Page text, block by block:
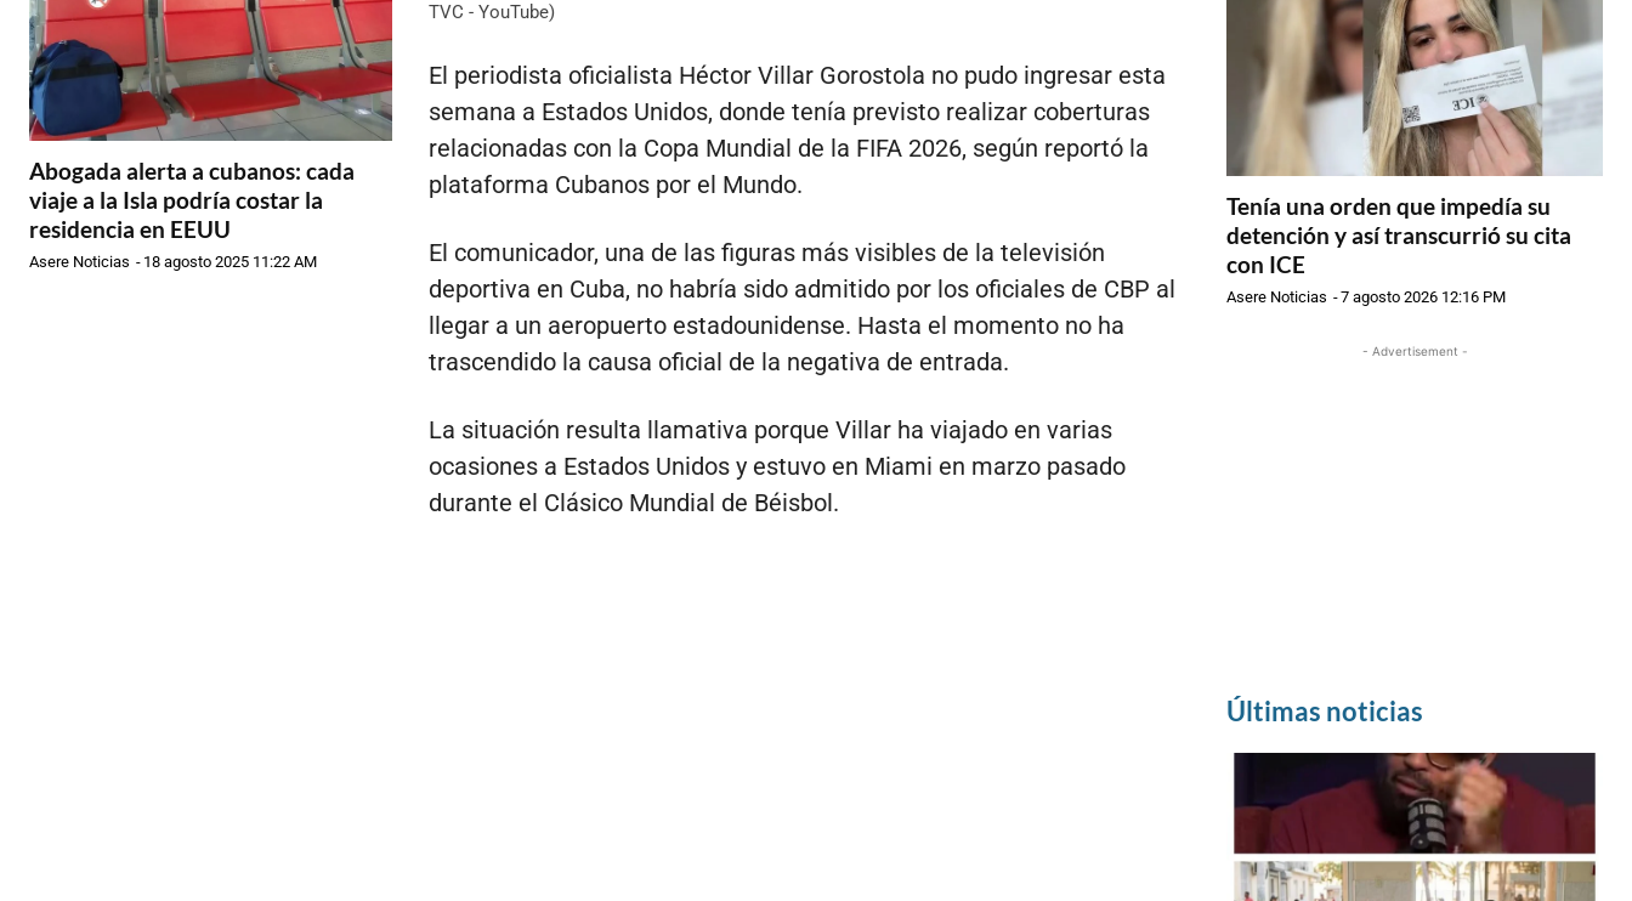
Abogada alerta a cubanos: cada
viaje a la Isla podría costar la
residencia en EEUU
Asere Noticias - 18 agosto 2025 11:22 AM
TVC - YouTube)
El periodista oficialista Héctor Villar Gorostola no pudo ingresar esta
semana a Estados Unidos, donde tenía previsto realizar coberturas
relacionadas con la Copa Mundial de la FIFA 2026, según reportó la
plataforma Cubanos por el Mundo.
El comunicador, una de las figuras más visibles de la televisión
deportiva en Cuba, no habría sido admitido por los oficiales de CBP al
llegar a un aeropuerto estadounidense. Hasta el momento no ha
trascendido la causa oficial de la negativa de entrada.
La situación resulta llamativa porque Villar ha viajado en varias
ocasiones a Estados Unidos y estuvo en Miami en marzo pasado
durante el Clásico Mundial de Béisbol.
Tenía una orden que impedía su
detención y así transcurrió su cita
con ICE
Asere Noticias -7 agosto 2026 12:16 PM
- Advertisement -
Últimas noticias